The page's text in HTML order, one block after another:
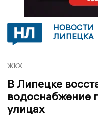
НОВОСТИ
ЛИПЕЦКА
ЖКХ
В Липецке
водоснабжение
улицах